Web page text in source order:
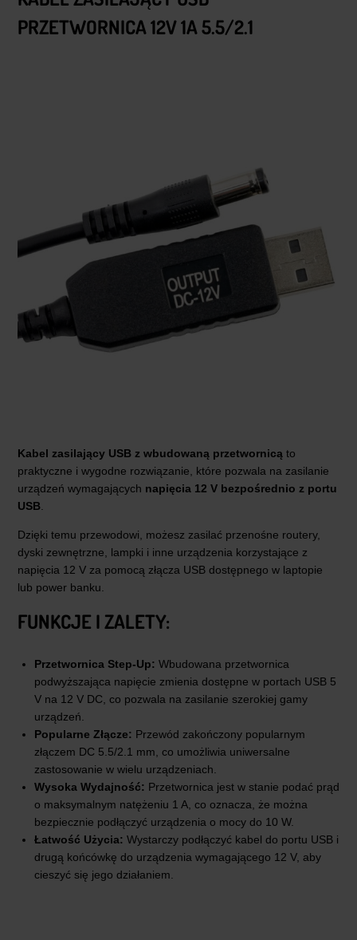
PRZETWORNICA 12V 1A 5.5/2.1
Kabel zasilający USB z wbudowaną przetwornicą to
praktyczne i wygodne rozwiązanie, które pozwala na zasilanie
urządzeń wymagających napięcia 12 V bezpośrednio z portu
USB
Dzięki temu przewodowi, możesz zasilać przenośne routery,
dyski zewnętrzne, lampki i inne urządzenia korzystające z
napięcia 12 V za pomocą złącza USB dostępnego w laptopie
lub power banku.
FUNKCJE I ZALETY:
Przetwornica Step-Up: Wbudowana przetwornica
podwyższająca napięcie zmienia dostępne w portach USB 5
V na 12 V DC, co pozwala na zasilanie szerokiej gamy
urządzeń.
Popularne Złącze: Przewód zakończony popularnym
złączem DC 5.5/2.1 mm, co umożliwia uniwersalne
zastosowanie w wielu urządzeniach.
Wysoka Wydajność: Przetwornica jest w stanie podać prąd
o maksymalnym natężeniu 1 A, co oznacza, że można
bezpiecznie podłączyć urządzenia o mocy do 10 W.
Łatwość Użycia: Wystarczy podłączyć kabel do portu USB i
drugą końcówkę do urządzenia wymagającego 12 V, aby
cieszyć się jego działaniem.